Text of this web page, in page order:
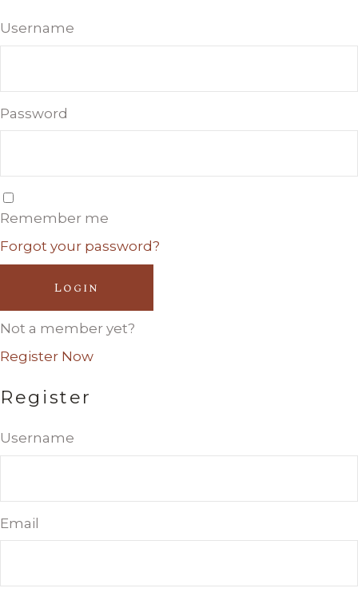
Username
Password
Remember me
Forgot your password?
Login
Not a member yet?
Register Now
Register
Username
Email